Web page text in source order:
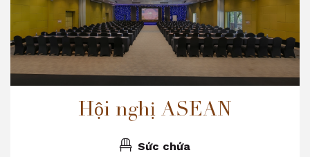
Hội nghị ASEAN
Sức chứa